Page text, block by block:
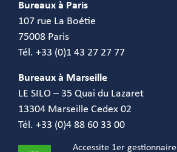
Bureaux à Paris
107 rue La Boétie
75008 Paris
Tél. +33 (0)1 43 27 27 77
Bureaux à Marseille
LE SILO – 35 Quai du Lazaret
13304 Marseille Cedex 02
Tél. +33 (0)4 88 60 33 00
Accessite 1er gestionnaire